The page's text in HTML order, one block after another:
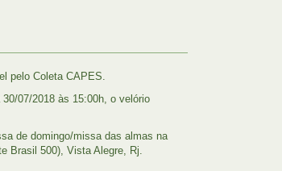
pelo Coleta CAPES.
07/2018 às 15:00h, o velório
de domingo/missa das almas na
Brasil 500), Vista Alegre, Rj.